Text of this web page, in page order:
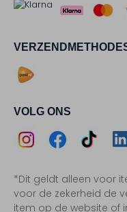
VOLG ONS
Instagram
Facebook
TikTok
*Dit geldt alleen voor
voor de zekerheid de
item op de website of